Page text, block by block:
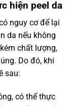
hiện peel da
nguy cơ để lại
da nếu không
chất lượng,
Do đó, khi
sau:
có thể thực